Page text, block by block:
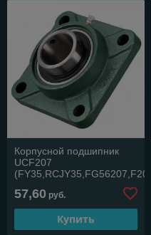
Корпусной подшипник
UCF207
(FY35,RCJY35,FG56207,F207)
57,60 руб.
Купить